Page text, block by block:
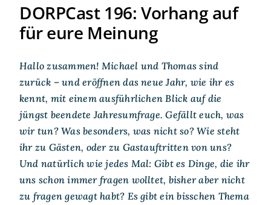
DORPCast 196: Vorhang auf
für eure Meinung
Hallo zusammen! Michael und Thomas sind
zurück – und eröffnen das neue Jahr, wie ihr es
kennt, mit einem ausführlichen Blick auf die
jüngst beendete Jahresumfrage. Gefällt euch, was
wir tun? Was besonders, was nicht so? Wie steht
ihr zu Gästen, oder zu Gastauftritten von uns?
Und natürlich wie jedes Mal: Gibt es Dinge, die ihr
uns schon immer fragen wolltet, bisher aber nicht
zu fragen gewagt habt? Es gibt ein bisschen Thema